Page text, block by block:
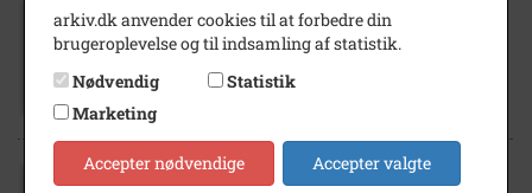
1980- 1990
arkiv.dk anvender cookies til at forbedre din
brugeroplevelse og til indsamling af statistik.
Nødvendig
Statistik
Marketing
Accepter nødvendige Accepter valgte